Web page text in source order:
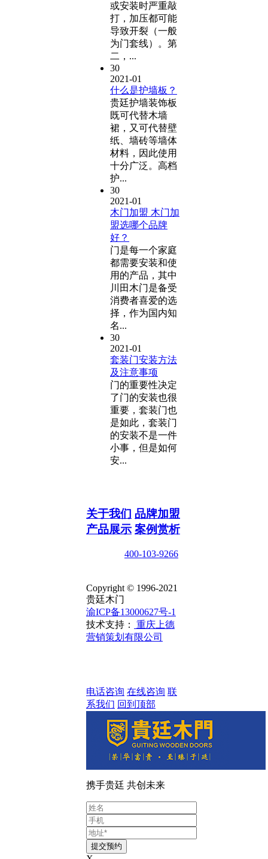
或安装时严重敲
打，加压都可能
导致开裂（一般
为门套线）。第
二，...
30
2021-01
什么是护墙板？
贵廷护墙装饰板
既可代替木墙
裙，又可代替壁
纸、墙砖等墙体
材料，因此使用
十分广泛。高档
护...
30
2021-01
木门加盟 木门加
盟选哪个品牌
好？
门是每一个家庭
都需要安装和使
用的产品，其中
川田木门是备受
消费者喜爱的选
择，作为国内知
名...
30
2021-01
套装门安装方法
及注意事项
门的重要性决定
了门的安装也很
重要，套装门也
是如此，套装门
的安装不是一件
小事，但是如何
安...
关于我们 品牌加盟
产品展示 案例赏析
400-103-9266
Copyright © 1996-2021
贵廷木门
渝ICP备13000627号-1
技术支持：
重庆上德
营销策划有限公司
电话咨询 在线咨询 联
系我们 回到顶部
携手贵廷 共创未来